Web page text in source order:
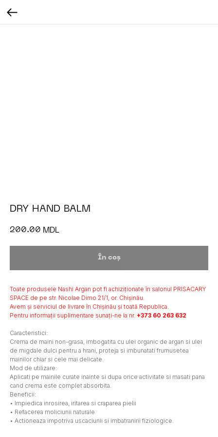
DRY HAND BALM
200.00 MDL
În coș
Toate produsele Nashi Argan pot fi achiziționate în salonul PRISACARY
SPACE de pe str. Nicolae Dimo 21/1, or. Chișinău.
Avem și serviciul de livrare în Chișinău și toată Republica.
Pentru informații suplimentare sunați-ne la nr. +373 60 263 632
Caracteristici:
Crema de maini non-grasa, imbogatita cu ulei organic de argan si ulei
de migdale dulci pentru a hrani, proteja si imbunatati frumusetea
mainilor chiar si cele mai delicate.
Mod de utilizare:
Aplicati pe mainile curate inainte si dupa orice activitate si masati pana
cand crema este complet absorbita.
Beneficii:
• Impiedica inrosirea, iritarea si craparea pielii
• Refacerea moliciunii naturale
• Actioneaza impotriva uscaciunii si imbatranirii fiziologice.